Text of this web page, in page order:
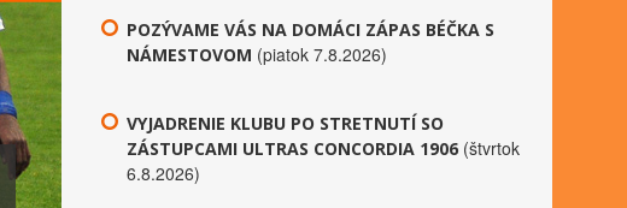
POZÝVAME VÁS NA DOMÁCI ZÁPAS BÉČKA S
NÁMESTOVOM (piatok 7.8.2026)
VYJADRENIE KLUBU PO STRETNUTÍ SO
ZÁSTUPCAMI ULTRAS CONCORDIA 1906 (štvrtok
6.8.2026)